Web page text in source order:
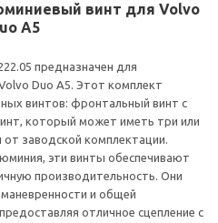
винт для Volvo
A5
предназначен для
Duo A5. Этот комплект
винтов: фронтальный винт с
который может иметь три или
от заводской комплектации.
эти винты обеспечивают
производительность. Они
и общей
отличное сцепление с